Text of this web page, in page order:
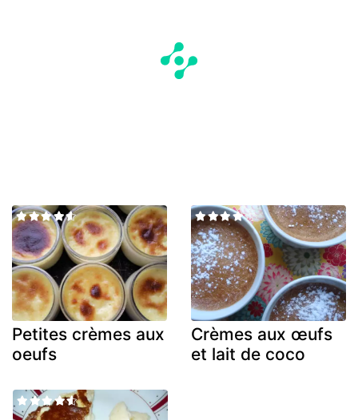
Petites crèmes aux
oeufs
Crèmes aux œufs
et lait de coco